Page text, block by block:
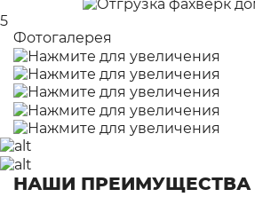
5
Фотогалерея
НАШИ ПРЕИМУЩЕСТВА